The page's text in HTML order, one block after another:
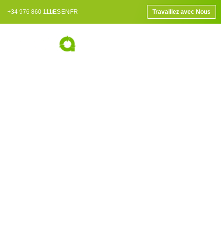
+34 976 860 111 ES EN FR Travaillez avec Nous